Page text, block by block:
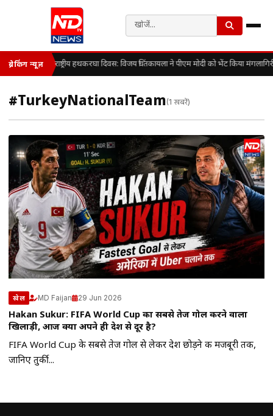
ब्रेकिंग न्यूज़ राष्ट्रीय हथकरघा दिवस: विजय चिंतकायला ने पीएम मोदी को भेंट किया
#TurkeyNationalTeam(1 खबरें)
खेल MD Faijan 29 Jun 2026
Hakan Sukur: FIFA World Cup का सबसे तेज गोल करने वाला
खिलाड़ी, आज क्यों अपने ही देश से दूर है?
FIFA World Cup के सबसे तेज गोल से लेकर देश छोड़ने की मजबूरी तक,
जानिए तुर्की...